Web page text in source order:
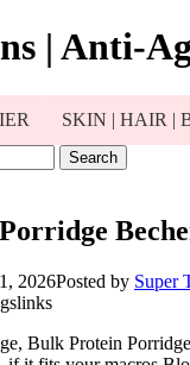
| Anti-
SKIN | HAIR |
2026Posted by Super